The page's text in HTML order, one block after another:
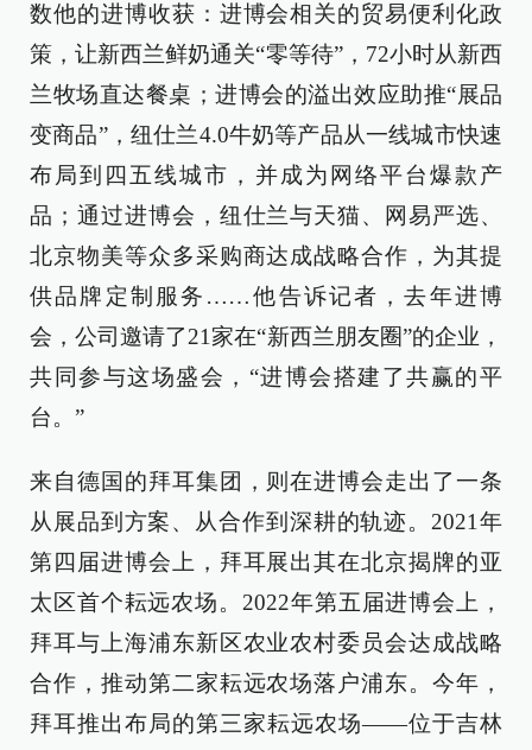
数他的进博收获：进博会相关的贸易便利化政
策，让新西兰鲜奶通关“零等待”，72小时从新西
兰牧场直达餐桌；进博会的溢出效应助推“展品
变商品”，纽仕兰4.0牛奶等产品从一线城市快速
布局到四五线城市，并成为网络平台爆款产
品；通过进博会，纽仕兰与天猫、网易严选、
北京物美等众多采购商达成战略合作，为其提
供品牌定制服务……他告诉记者，去年进博
会，公司邀请了21家在“新西兰朋友圈”的企业，
共同参与这场盛会，“进博会搭建了共赢的平
台。”
来自德国的拜耳集团，则在进博会走出了一条
从展品到方案、从合作到深耕的轨迹。2021年
第四届进博会上，拜耳展出其在北京揭牌的亚
太区首个耘远农场。2022年第五届进博会上，
拜耳与上海浦东新区农业农村委员会达成战略
合作，推动第二家耘远农场落户浦东。今年，
拜耳推出布局的第三家耘远农场——位于吉林